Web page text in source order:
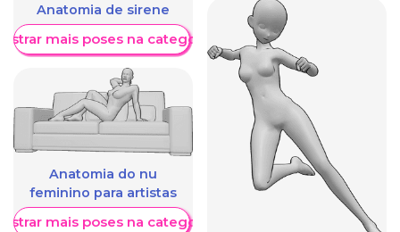
Anatomia de sirene
mais poses na categoria
Anatomia do nu
feminino para artistas
mais poses na categoria